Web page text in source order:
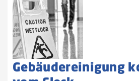
Gebäudereinigung